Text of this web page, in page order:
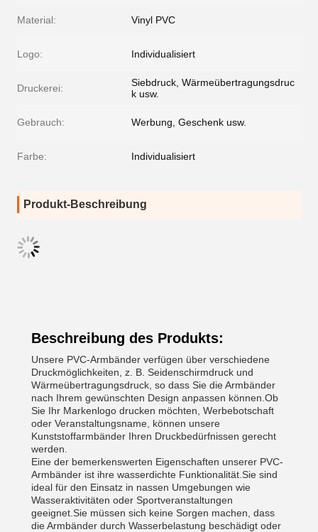
Material: Vinyl PVC
Logo: Individualisiert
Druckerei:
Siebdruck, Wärmeübertragungsdruc
k usw.
Gebrauch: Werbung, Geschenk usw.
Farbe: Individualisiert
Produkt-Beschreibung
Beschreibung des Produkts:
Unsere PVC-Armbänder verfügen über verschiedene
Druckmöglichkeiten, z. B. Seidenschirmdruck und
Wärmeübertragungsdruck, so dass Sie die Armbänder
nach Ihrem gewünschten Design anpassen können.Ob
Sie Ihr Markenlogo drucken möchten, Werbebotschaft
oder Veranstaltungsname, können unsere
Kunststoffarmbänder Ihren Druckbedürfnissen gerecht
werden.
Eine der bemerkenswerten Eigenschaften unserer PVC-
Armbänder ist ihre wasserdichte Funktionalität.Sie sind
ideal für den Einsatz in nassen Umgebungen wie
Wasseraktivitäten oder Sportveranstaltungen
geeignet.Sie müssen sich keine Sorgen machen, dass
die Armbänder durch Wasserbelastung beschädigt oder